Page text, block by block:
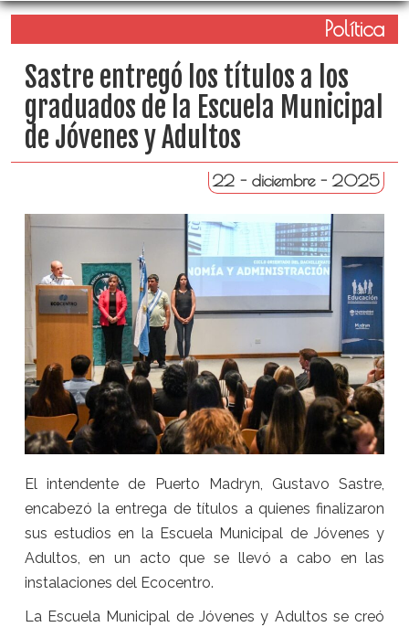
Política
Sastre entregó los títulos a los
graduados de la Escuela Municipal
de Jóvenes y Adultos
22 - diciembre - 2025
El intendente de Puerto Madryn, Gustavo Sastre,
encabezó la entrega de títulos a quienes finalizaron
sus estudios en la Escuela Municipal de Jóvenes y
Adultos, en un acto que se llevó a cabo en las
instalaciones del Ecocentro.
La Escuela Municipal de Jóvenes y Adultos se creó